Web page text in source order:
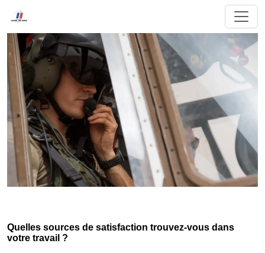
Quelles sources de satisfaction trouvez‐vous dans
votre travail ?